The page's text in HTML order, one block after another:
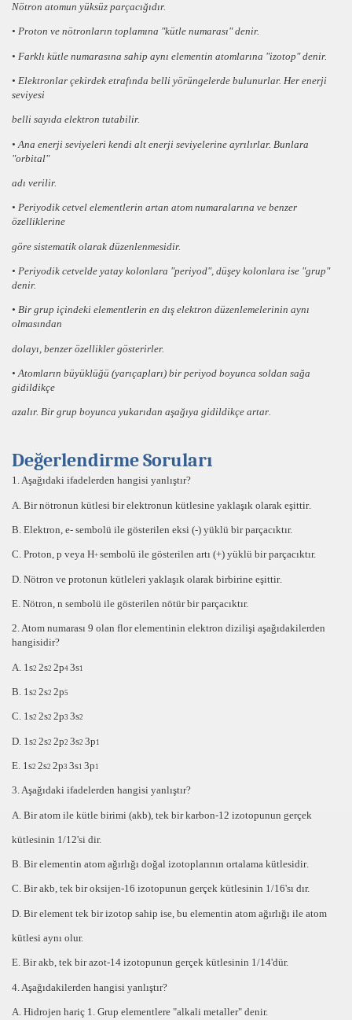
Nötron atomun yüksüz parçacığıdır.
• Proton ve nötronların toplamına "kütle numarası"denir.
• Farklı kütle numarasına sahip aynı elementin atomlarına "izotop"denir.
• Elektronlar çekirdek etrafında belli yörüngelerde bulunurlar. Her enerji
seviyesi
belli sayıda elektron tutabilir.
• Ana enerji seviyeleri kendi alt enerji seviyelerine ayrılırlar. Bunlara
"orbital"
adı verilir.
• Periyodik cetvel elementlerin artan atom numaralarına ve benzer
özelliklerine
göre sistematik olarak düzenlenmesidir.
• Periyodik cetvelde yatay kolonlara "periyod", düşey kolonlara ise "grup"
denir.
• Bir grup içindeki elementlerin en dış elektron düzenlemelerinin aynı
olmasından
dolayı, benzer özellikler gösterirler.
• Atomların büyüklüğü (yarıçapları) bir periyod boyunca soldan sağa
gidildikçe
azalır. Bir grup boyunca yukarıdan aşağıya gidildikçe artar.
Değerlendirme Soruları
1. Aşağıdaki ifadelerden hangisi yanlıştır?
A. Birnötronun kütlesi birelektronun kütlesine yaklaşık olarak eşittir.
B. Elektron, e- sembolü ile gösterilen eksi (-) yüklü bir parçacıktır.
C. Proton, p veya H+ sembolü ile gösterilen artı (+) yüklü bir parçacıktır.
D. Nötron ve protonun kütleleri yaklaşık olarak birbirine eşittir.
E. Nötron, n sembolü ile gösterilen nötürbir parçacıktır.
2. Atom numarası 9 olan florelementinin elektron dizilişi aşağıdakilerden
hangisidir?
A. 1s2 2s2 2p4 3s1
B. 1s2 2s2 2p5
C. 1s2 2s2 2p3 3s2
D. 1s2 2s2 2p2 3s2 3p 1
E. 1s2 2s2 2p3 3s1 3p 1
3. Aşağıdaki ifadelerden hangisi yanlıştır?
A. Bir atom ile kütle birimi (akb), tek birkarbon-12 izotopunun gerçek
kütlesinin 1/12'si dir.
B. Bir elementin atom ağırlığı doğal izotoplarının ortalama kütlesidir.
C. Birakb, tek biroksijen-16 izotopunun gerçek kütlesinin 1/16'sı dır.
D. Bir element tek bir izotop sahip ise, bu elementin atom ağırlığı ile atom
kütlesi aynı olur.
E. Bir akb, tek bir azot-14 izotopunun gerçek kütlesinin 1/14'dür.
4. Aşağıdakilerden hangisi yanlıştır?
A. Hidrojen hariç 1. Grup elementlere "alkali metaller" denir.